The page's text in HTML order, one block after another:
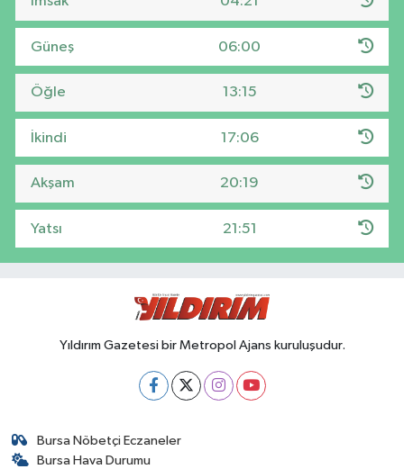
Güneş 06:00
Öğle 13:15
İkindi 17:06
Akşam 20:19
Yatsı 21:51
Yıldırım Gazetesi bir Metropol Ajans kuruluşudur.
Bursa Nöbetçi Eczaneler
Bursa Hava Durumu